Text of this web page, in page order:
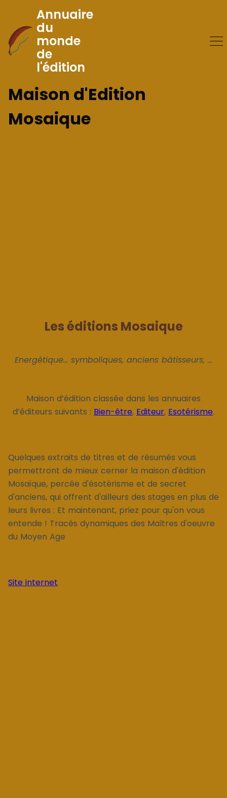
Skip
to
Content
Annuaire
du
monde
de
l'édition
Maison d'Edition
Mosaique
Les éditions Mosaique
Energétique... symboliques, anciens bâtisseurs, ...
Maison d’édition classée dans les annuaires
d’éditeurs suivants : Bien-être, Editeur, Esotérisme.
Quelques extraits de titres et de résumés vous
permettront de mieux cerner la maison d'édition
Mosaïque, percée d'ésotérisme et de secret
d'anciens, qui offrent d'ailleurs des stages en plus de
leurs livres : Et maintenant, priez pour qu'on vous
entende ! Tracés dynamiques des Maîtres d'oeuvre
du Moyen Age
Site internet